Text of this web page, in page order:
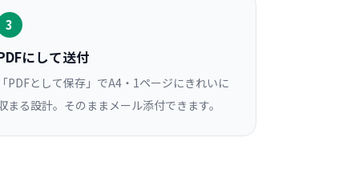
3
にして送付
PDFとして保存」でA4・1ページにきれいに
まる設計。そのままメール添付できます。